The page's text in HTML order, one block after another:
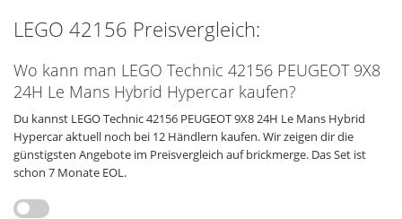
LEGO 42156 Preisvergleich:
Wo kann man LEGO Technic 42156 PEUGEOT 9X8
24H Le Mans Hybrid Hypercar kaufen?
Du kannst LEGO Technic 42156 PEUGEOT 9X8 24H Le Mans Hybrid
Hypercar aktuell noch bei 12 Händlern kaufen. Wir zeigen dir die
günstigsten Angebote im Preisvergleich auf brickmerge. Das Set ist
schon 7 Monate EOL.